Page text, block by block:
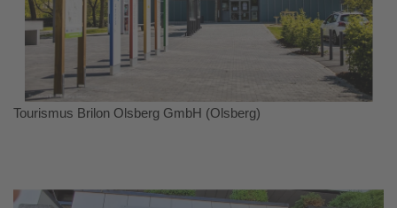
Tourismus Brilon Olsberg GmbH (Olsberg)